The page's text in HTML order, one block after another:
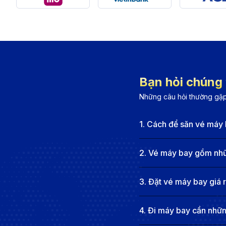
Austrian Airlines
: Hãng hàng không quốc gia
Thông tin sân bay Phú Quốc (PQC)
Sân bay quốc tế Phú Quốc (PQC) cách trung tâm
từ trung tâm Phú Quốc đến sân bay bằng taxi hoặc
mua sắm, mang đến sự tiện lợi cho hành khách.
Cách di chuyển từ trung tâm thành phố đến sân
Từ trung tâm thành phố, bạn có thể lựa chọn những
Taxi là phương tiện nhanh chóng và tiện lợi
200.000 VNĐ tùy vào điểm khởi hành và hãng
Xe bus là phương tiện di chuyển tiết
11 là lựa chọn phổ biến, kết nối giữa phường
Bạn hỏi
Những câu hỏi thường
1. Cách để săn vé máy
2. Vé máy bay gồm
3. Đặt vé máy bay giá
4. Đi máy bay cần